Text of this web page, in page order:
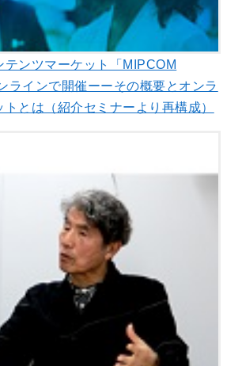
テンツマーケット「MIPCOM
ラインで開催ーーその概要とオンラ
とは（紹介セミナーより再構成）